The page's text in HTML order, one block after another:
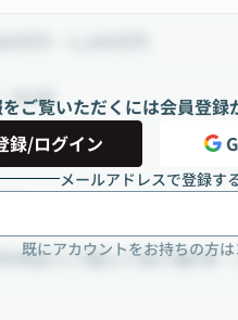
ご覧いただくには会員登録
録/ログイン
メールアドレスで登録す
既にアカウントをお持ちの方
16:00
中央区八丁堀三丁目27番4号